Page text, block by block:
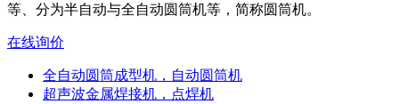
等、分为半自动与全自动圆筒机等，简称圆筒机。
在线询价
全自动圆筒成型机，自动圆筒机
超声波金属焊接机，点焊机